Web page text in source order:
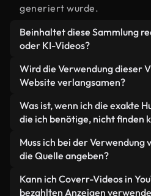
generiert wurde.
Beinhaltet diese Sammlung
oder KI-Videos?
Beides. Es handelt sich um
aus realen, von Menschen
generierten Videos. Jedes
beschriftet, sodass Sie
verwenden.
Wird die Verwendung dieser
Website verlangsamen?
Nicht, wenn Sie unsere
wählen. Wir bieten
wurden – so bleibt die
gleichzeitig die Ladezeiten
Kennzahlen wie LCP
Was ist, wenn ich die exakte
die ich benötige, nicht finden
Mit Coverr AI Studio
Handumdrehen ein solches
bei Sonnenuntergang" –
Muss ich bei der Verwendung
die Quelle angeben?
Eine Namensnennung ist
Videos in unserer
Kann ich Coverr-Videos in
bezahlten Anzeigen